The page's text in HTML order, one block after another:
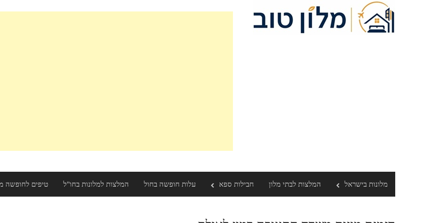
מלונות בישראל המלצות לבתי מלון חבילות ספא עלות חופשה בחול המלצות למלונות בחו"ל טיפים לחופשה